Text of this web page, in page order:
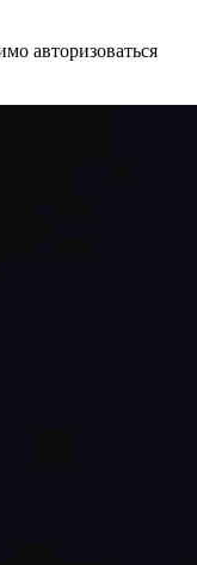
авторизоваться